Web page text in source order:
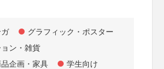
グラフィック・ポスター
ン・雑貨
企画・家具
学生向け